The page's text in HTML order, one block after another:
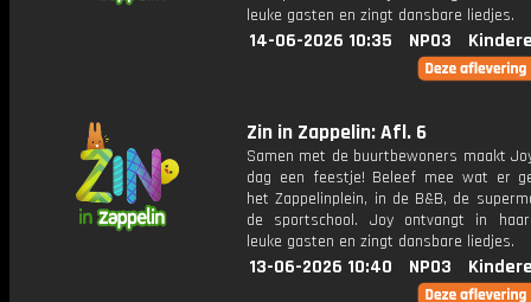
leuke gasten en zingt dansbare liedjes.
14-06-2026 10:35 NPO3
Zin in Zappelin: Afl. 6
Samen met de buurtbewoners maakt
dag een feestje! Beleef mee wat er
het Zappelinplein, in de B&B, de
de sportschool. Joy ontvangt in
leuke gasten en zingt dansbare liedjes.
13-06-2026 10:40 NPO3